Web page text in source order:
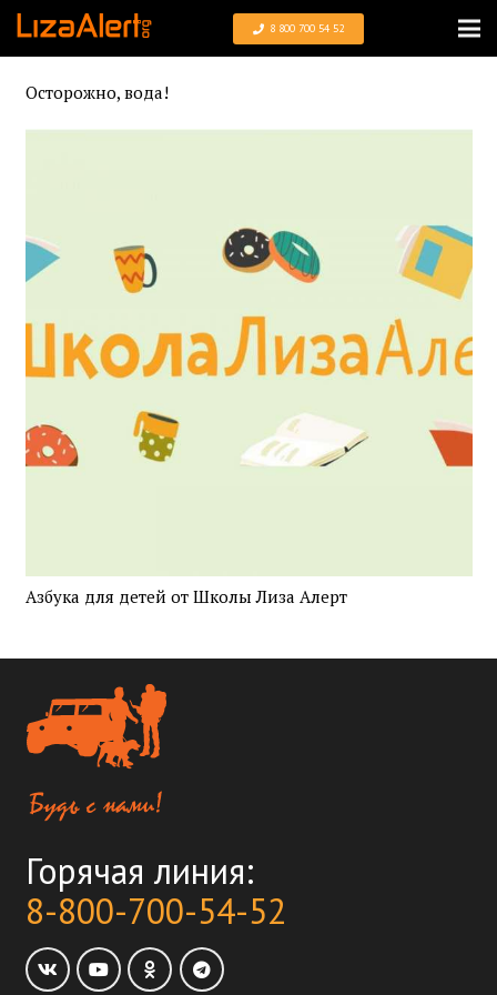
8 800 700 54 52
Осторожно, вода!
Азбука для детей от Школы Лиза Алерт
Горячая линия:
8-800-700-54-52